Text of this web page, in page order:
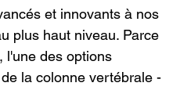
et innovants à nos
plus haut niveau. Parce
l'une des options
la colonne vertébrale -